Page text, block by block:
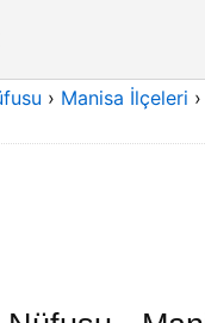
› Manisa İlçeleri ›